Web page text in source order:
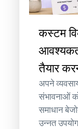
कस्टम
तैयार
अपने
संभावनाओं
समाधान
उन्नत